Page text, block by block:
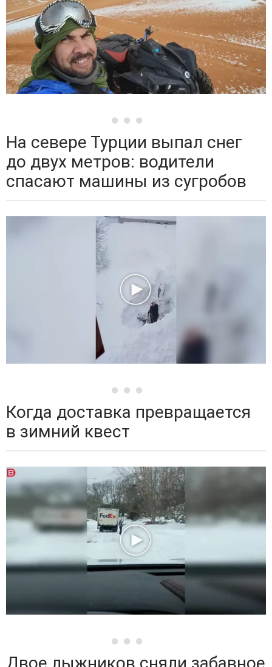
На севере Турции выпал снег
до двух метров: водители
спасают машины из сугробов
Когда доставка превращается
в зимний квест
Двое лыжников сняли забавное